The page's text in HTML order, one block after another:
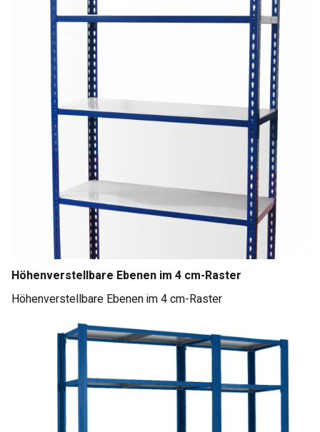
Höhenverstellbare Ebenen im 4 cm-Raster
Höhenverstellbare Ebenen im 4 cm-Raster